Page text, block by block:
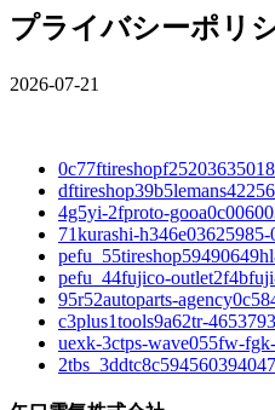
プライバシーポリ
2026-07-21
4g5yi-2fproto-
71kurashi-h346e03625985-
pefu_44fujico-
95r52autoparts-
c3plus1tools9a62tr-4653793
uexk-3ctps-wave055fw-